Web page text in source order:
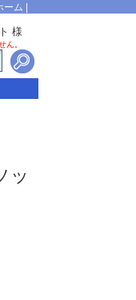
ーム
様
ん。
ッ